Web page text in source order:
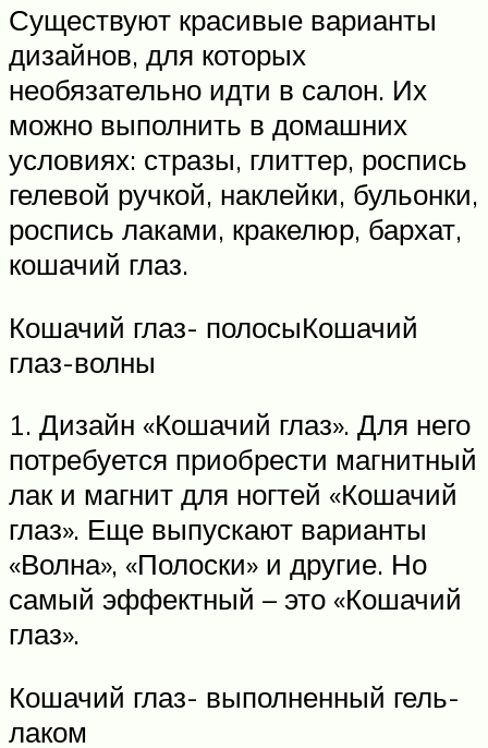
Существуют красивые варианты
дизайнов, для которых
необязательно идти в салон. Их
можно выполнить в домашних
условиях: стразы, глиттер, роспись
гелевой ручкой, наклейки, бульонки,
роспись лаками, кракелюр, бархат,
кошачий глаз.
Кошачий глаз- полосыКошачий
глаз-волны
1. Дизайн «Кошачий глаз». Для него
потребуется приобрести магнитный
лак и магнит для ногтей «Кошачий
глаз». Еще выпускают варианты
«Волна», «Полоски» и другие. Но
самый эффектный – это «Кошачий
глаз».
Кошачий глаз- выполненный гель-
лаком